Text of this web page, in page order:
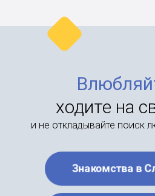
ходите на
и не откладывайте поиск
Знакомства в